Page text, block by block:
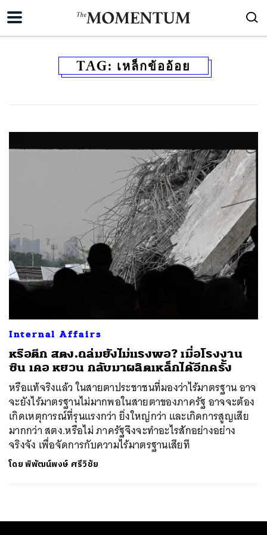
TAG: เหล็กข้ออ้อย
Internal Affairs
หรือตึก สตง.ถล่มยังไม่แรงพอ? เมื่อโรงงาน
ซิน เคอ หยวน กลับมาผลิตเหล็กได้อีกครั้ง
หรือแท้จริงแล้ว ในสายตาประชาชนที่มองว่าไร้มาตรฐาน อาจ
จะยังไร้มาตรฐานไม่มากพอในสายตาของภาครัฐ อาจจะต้อง
เกิดเหตุการณ์ที่รุนแรงกว่า ยิ่งใหญ่กว่า และเกิดการสูญเสีย
มากกว่า สตง.หรือไม่ ภาครัฐจึงจะทำอะไรสักอย่างอย่าง
จริงจัง เพื่อจัดการกับความไร้มาตรฐานเสียที
โดยพิพัฒน์พงษ์ ศรีวิชัย
SHARE TWEET LINE EMAIL